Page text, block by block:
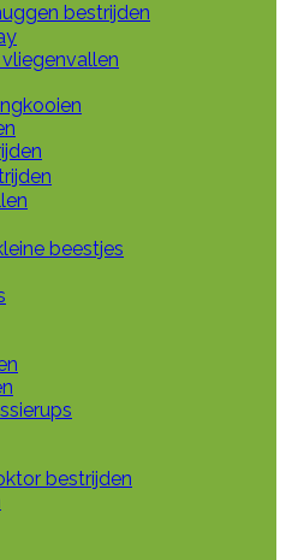
bestrijden
beestjes
bestrijden